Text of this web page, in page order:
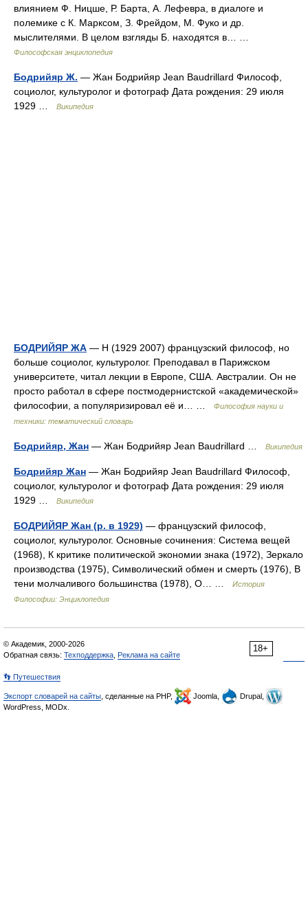
влиянием Ф. Ницше, Р. Барта, А. Лефевра, в диалоге и
полемике с К. Марксом, З. Фрейдом, М. Фуко и др.
мыслителями. В целом взгляды Б. находятся в… …
Философская энциклопедия
Бодрийяр Ж. — Жан Бодрийяр Jean Baudrillard Философ,
социолог, культуролог и фотограф Дата рождения: 29 июля
1929 …
Википедия
БОДРИЙЯР ЖА — Н (1929 2007) французский философ, но
больше социолог, культуролог. Преподавал в Парижском
университете, читал лекции в Европе, США. Австралии. Он не
просто работал в сфере постмодернистской «академической»
философии, а популяризировал её и… …
Философия науки и
техники: тематический словарь
Бодрийяр, Жан — Жан Бодрийяр Jean Baudrillard … Википедия
Бодрийяр Жан — Жан Бодрийяр Jean Baudrillard Философ,
социолог, культуролог и фотограф Дата рождения: 29 июля
1929 …
Википедия
БОДРИЙЯР Жан (р. в 1929) — французский философ,
социолог, культуролог. Основные сочинения: Система вещей
(1968), К критике политической экономии знака (1972), Зеркало
производства (1975), Символический обмен и смерть (1976), В
тени молчаливого большинства (1978), О… …
История
Философии: Энциклопедия
18+
© Академик, 2000-2026
Обратная связь: Техподдержка Реклама на сайте
👣 Путешествия
Экспорт словарей на сайты , сделанные на PHP, Joomla,
Drupal,
WordPress, MODx.